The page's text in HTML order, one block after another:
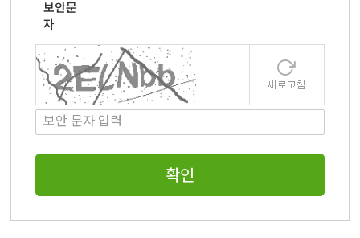
보안문
자
확인